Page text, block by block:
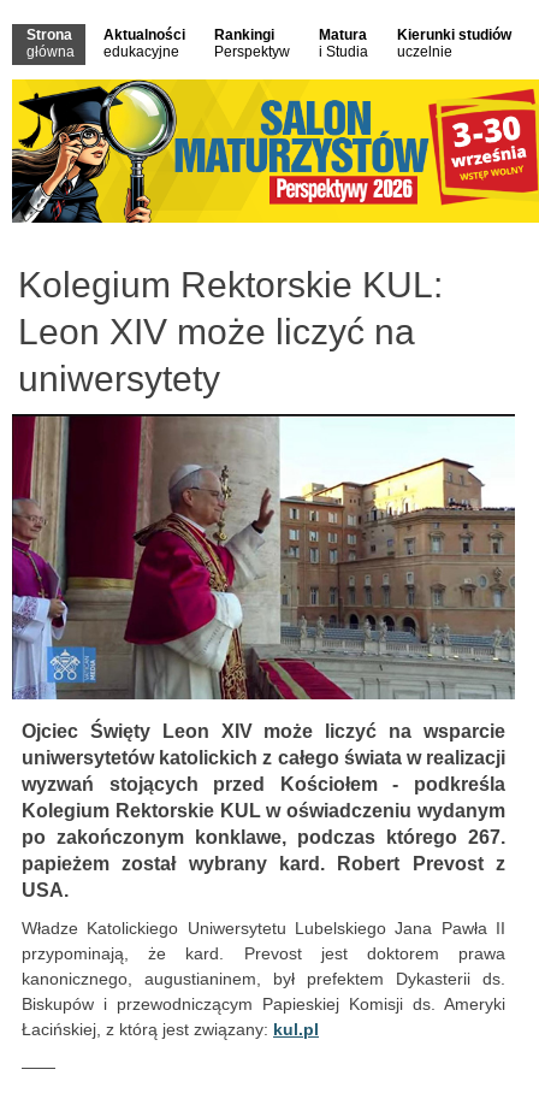
Strona
główna
Aktualności
edukacyjne
Rankingi
Perspektyw
Matura
i Studia
Kierunki studiów
uczelnie
Kolegium Rektorskie KUL:
Leon XIV może liczyć na
uniwersytety
Ojciec Święty Leon XIV może liczyć na wsparcie
uniwersytetów katolickich z całego świata w realizacji
wyzwań stojących przed Kościołem - podkreśla
Kolegium Rektorskie KUL w oświadczeniu wydanym
po zakończonym konklawe, podczas którego 267.
papieżem został wybrany kard. Robert Prevost z
USA.
Władze Katolickiego Uniwersytetu Lubelskiego Jana Pawła II
przypominają, że kard. Prevost jest doktorem prawa
kanonicznego, augustianinem, był prefektem Dykasterii ds.
Biskupów i przewodniczącym Papieskiej Komisji ds. Ameryki
Łacińskiej, z którą jest związany: kul.pl
——